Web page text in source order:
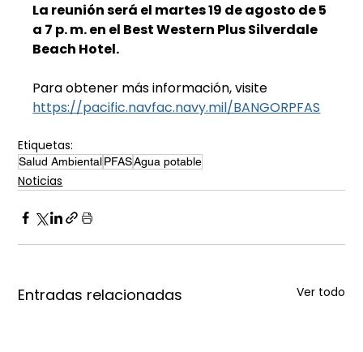
La reunión será el martes 19 de agosto de 5
a 7 p. m. en el Best Western Plus Silverdale
Beach Hotel.
Para obtener más información, visite
https://pacific.navfac.navy.mil/BANGORPFAS
Etiquetas:
Salud AmbientalPFASAgua potable
Noticias
Entradas relacionadas Ver todo